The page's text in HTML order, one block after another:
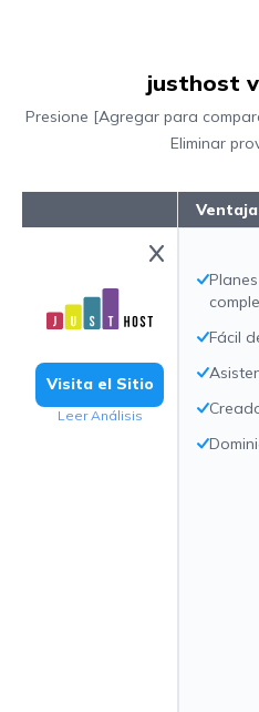
justhost
Presione [Agregar para
Eliminar
Visita el Sitio
Leer Análisis
Fácil